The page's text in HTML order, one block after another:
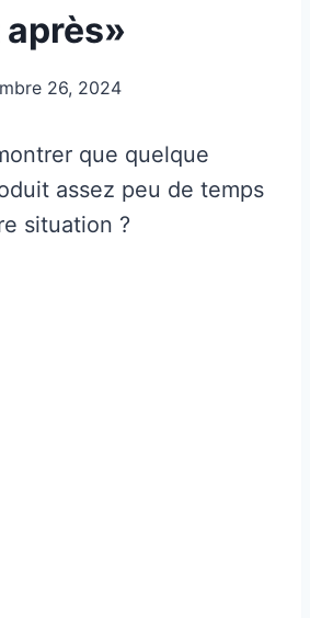
26, 2024
que quelque
assez peu de temps
situation ?